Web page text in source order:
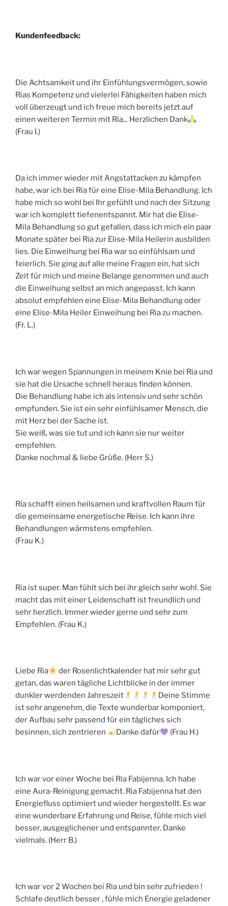
Kundenfeedback:
Die Achtsamkeit und ihr Einfühlungsvermögen, sowie
Rias Kompetenz und vielerlei Fähigkeiten haben mich
voll überzeugt und ich freue mich bereits jetzt auf
einen weiteren Termin mit Ria... Herzlichen Dank
(Frau I.)
Da ich immer wieder mit Angstattacken zu kämpfen
habe, war ich bei Ria für eine Elise-Mila Behandlung. Ich
habe mich so wohl bei Ihr gefühlt und nach der Sitzung
war ich komplett tiefenentspannt. Mir hat die Elise-
Mila Behandlung so gut gefallen, dass ich mich ein paar
Monate später bei Ria zur Elise-Mila Heilerin ausbilden
lies. Die Einweihung bei Ria war so einfühlsam und
feierlich. Sie ging auf alle meine Fragen ein, hat sich
Zeit für mich und meine Belange genommen und auch
die Einweihung selbst an mich angepasst. Ich kann
absolut empfehlen eine Elise-Mila Behandlung oder
eine Elise-Mila Heiler Einweihung bei Ria zu machen.
(Fr. L.)
Ich war wegen Spannungen in meinem Knie bei Ria und
sie hat die Ursache schnell heraus finden können.
Die Behandlung habe ich als intensiv und sehr schön
empfunden. Sie ist ein sehr einfühlsamer Mensch, die
mit Herz bei der Sache ist.
Sie weiß, was sie tut und ich kann sie nur weiter
empfehlen.
Danke nochmal & liebe Grüße. (Herr S.)
Ria schafft einen heilsamen und kraftvollen Raum für
die gemeinsame energetische Reise. Ich kann ihre
Behandlungen wärmstens empfehlen.
(Frau K.)
Ria ist super. Man fühlt sich bei ihr gleich sehr wohl. Sie
macht das mit einer Leidenschaft ist freundlich und
sehr herzlich. Immer wieder gerne und sehr zum
Empfehlen. (Frau K.)
Liebe Ria
der Rosenlichtkalender hat mir sehr gut
getan, das waren tägliche Lichtblicke in der immer
dunkler werdenden Jahreszeit
Deine Stimme
ist sehr angenehm, die Texte wunderbar komponiert,
der Aufbau sehr passend für ein tägliches sich
besinnen, sich zentrieren
Danke dafür (Frau H.)
Ich war vor einer Woche bei Ria Fabijenna. Ich habe
eine Aura-Reinigung gemacht. Ria Fabijenna hat den
Energiefluss optimiert und wieder hergestellt. Es war
eine wunderbare Erfahrung und Reise, fühle mich viel
besser, ausgeglichener und entspannter. Danke
vielmals. (Herr B.)
Ich war vor 2 Wochen bei Ria und bin sehr zufrieden !
Schlafe deutlich besser , fühle mich Energie geladener